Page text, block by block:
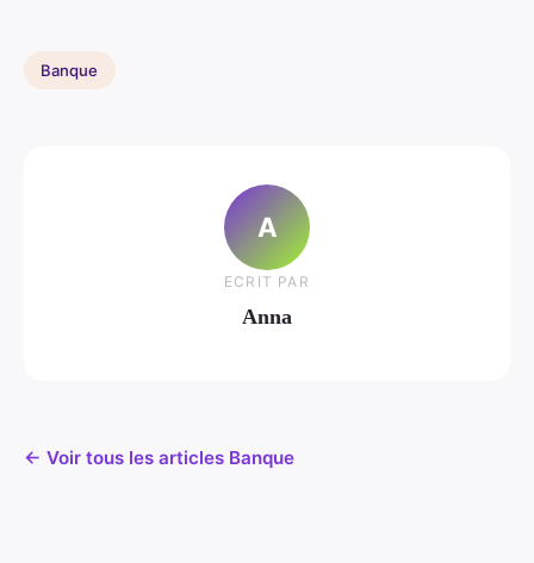
Banque
A
ECRIT PAR
Anna
← Voir tous les articles Banque